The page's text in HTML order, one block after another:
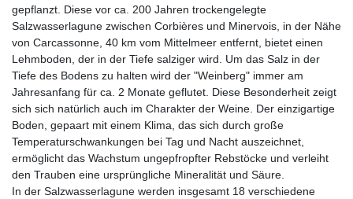
gepflanzt. Diese vor ca. 200 Jahren trockengelegte
Salzwasserlagune zwischen Corbières und Minervois, in der Nähe
von Carcassonne, 40 km vom Mittelmeer entfernt, bietet einen
Lehmboden, der in der Tiefe salziger wird. Um das Salz in der
Tiefe des Bodens zu halten wird der "Weinberg" immer am
Jahresanfang für ca. 2 Monate geflutet. Diese Besonderheit zeigt
sich sich natürlich auch im Charakter der Weine. Der einzigartige
Boden, gepaart mit einem Klima, das sich durch große
Temperaturschwankungen bei Tag und Nacht auszeichnet,
ermöglicht das Wachstum ungepfropfter Rebstöcke und verleiht
den Trauben eine ursprüngliche Mineralität und Säure.
In der Salzwasserlagune werden insgesamt 18 verschiedene